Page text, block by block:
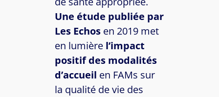
Une étude publiée par
Les Echos en 2019 met
en lumière l’impact
positif des modalités
d’accueil en FAMs sur
la qualité de vie des